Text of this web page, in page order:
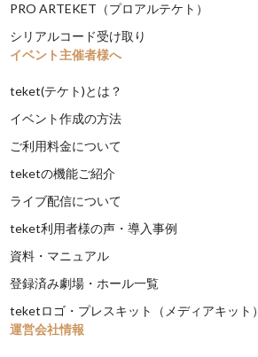
PRO ARTEKET（プロアルテケト）
シリアルコード受け取り
イベント主催者様へ
teket(テケト)とは？
イベント作成の方法
ご利用料金について
teketの機能ご紹介
ライブ配信について
teket利用者様の声・導入事例
資料・マニュアル
登録済み劇場・ホール一覧
teketロゴ・プレスキット（メディアキット）
運営会社情報